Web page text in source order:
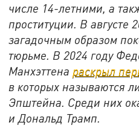
числе 14-летними, а
проституции. В августе
загадочным образом
тюрьме. В 2024 году
Манхэттена раскрыл
в которых называются
Эпштейна. Среди них
и Дональд Трамп.